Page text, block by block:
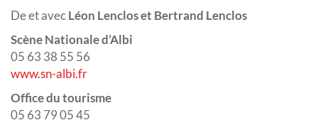
De et avecLéon Lenclos et Bertrand Lenclos
Scène Nationale d’Albi
05 63 38 55 56
www.sn-albi.fr
Office du tourisme
05 63 79 05 45